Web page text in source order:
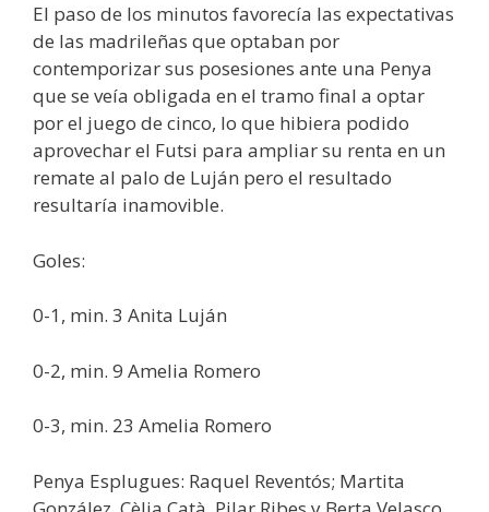
El paso de los minutos favorecía las expectativas
de las madrileñas que optaban por
contemporizar sus posesiones ante una Penya
que se veía obligada en el tramo final a optar
por el juego de cinco, lo que hibiera podido
aprovechar el Futsi para ampliar su renta en un
remate al palo de Luján pero el resultado
resultaría inamovible.
Goles:
0-1, min. 3 Anita Luján
0-2, min. 9 Amelia Romero
0-3, min. 23 Amelia Romero
Penya Esplugues: Raquel Reventós; Martita